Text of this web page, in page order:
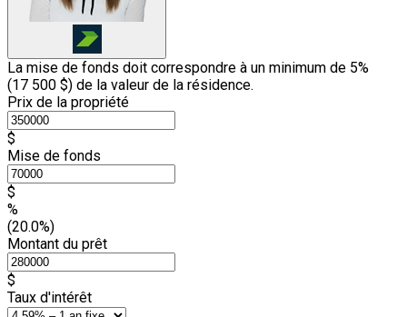
La mise de fonds doit correspondre à un minimum de 5%
(17 500 $) de la valeur de la résidence.
Prix de la propriété
$
Mise de fonds
$
%
(20.0%)
Montant du prêt
$
Taux d'intérêt